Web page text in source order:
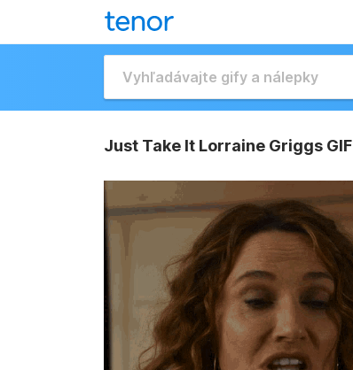
Just Take It Lorraine Griggs GIF